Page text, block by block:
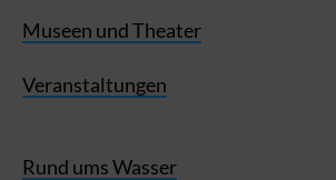
Museen und Theater
Veranstaltungen
Rund ums Wasser